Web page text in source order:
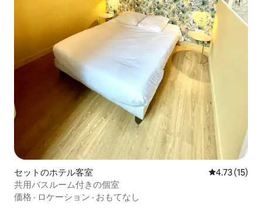
セットのホテル客室 レビュー15
4.73 (15)
共用バスルーム付きの個室
価格 · ロケーション · おもてなし